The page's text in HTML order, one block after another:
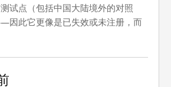
试点（包括中国大陆境外的对照
因此它更像是已失效或未注册，而